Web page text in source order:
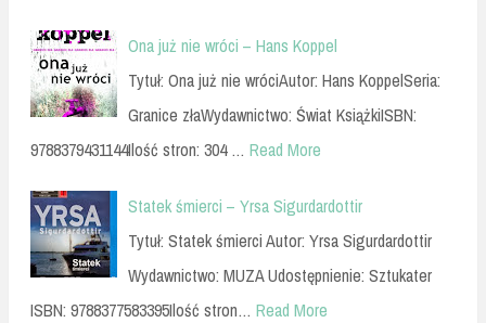
Ona już nie wróci – Hans Koppel
Tytuł: Ona już nie wróciAutor: Hans KoppelSeria:
Granice złaWydawnictwo: Świat KsiążkiISBN:
9788379431144Ilość stron: 304 … Read More
Statek śmierci – Yrsa Sigurdardottir
Tytuł: Statek śmierci Autor: Yrsa Sigurdardottir
Wydawnictwo: MUZA Udostępnienie: Sztukater
ISBN: 9788377583395Ilość stron… Read More